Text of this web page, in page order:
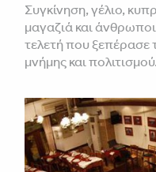
Συγκίνηση, γέλιο,
μαγαζιά και
τελετή που ξεπέρασε
μνήμης και πολιτισμού.